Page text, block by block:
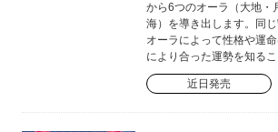
から6つのオーラ（大地・
海）を導き出します。同
オーラによって性格や運
により合った運勢を知るこ
近日発売